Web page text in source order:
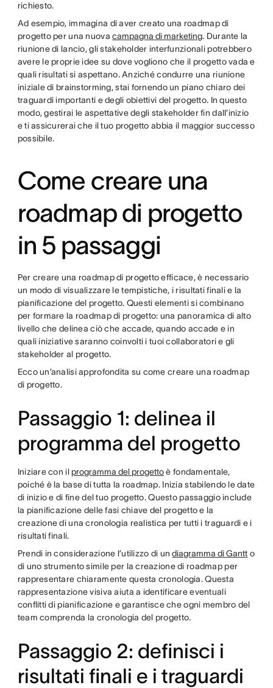
richiesto.
Ad esempio, immagina di aver creato una roadmap di
progetto per una nuovacampagna di marketing. Durante la
riunione di lancio, gli stakeholder interfunzionali potrebbero
avere le proprie idee su dove vogliono che il progetto vada e
quali risultati si aspettano. Anziché condurre una riunione
iniziale di brainstorming, stai fornendo un piano chiaro dei
traguardi importanti e degli obiettivi del progetto. In questo
modo, gestirai le aspettative degli stakeholder fin dall’inizio
e ti assicurerai che il tuo progetto abbia il maggior successo
possibile.
Come creare una
roadmap di progetto
in 5 passaggi
Per creare una roadmap di progetto efficace, è necessario
un modo di visualizzare le tempistiche, i risultati finali e la
pianificazione del progetto. Questi elementi si combinano
per formare la roadmap di progetto: una panoramica di alto
livello che delinea ciò che accade, quando accade e in
quali iniziative saranno coinvolti i tuoi collaboratori e gli
stakeholder al progetto.
Ecco un’analisi approfondita su come creare una roadmap
di progetto.
Passaggio 1: delinea il
programma del progetto
Iniziare con il programma del progettoè fondamentale,
poiché è la base di tutta la roadmap. Inizia stabilendo le date
di inizio e di fine del tuo progetto. Questo passaggio include
la pianificazione delle fasi chiave del progetto e la
creazione di una cronologia realistica per tutti i traguardi e i
risultati finali.
Prendi in considerazione l’utilizzo di undiagramma di Gantt o
di uno strumento simile per la creazione di roadmap per
rappresentare chiaramente questa cronologia. Questa
rappresentazione visiva aiuta a identificare eventuali
conflitti di pianificazione e garantisce che ogni membro del
team comprenda la cronologia del progetto.
Passaggio 2: definisci i
risultati finali e i traguardi